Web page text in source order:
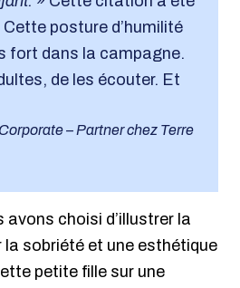
Cette posture d’humilité
fort dans la campagne.
de les écouter. Et
– Partner chez Terre
avons choisi d’illustrer la
sobriété et une esthétique
petite fille sur une